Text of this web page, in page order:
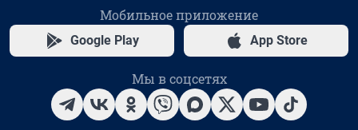
Мобильное приложение
Google Play App Store
Мы в соцсетях